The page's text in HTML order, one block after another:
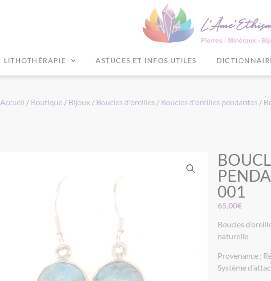
LITHOTHÉRAPIE ASTUCES ET INFOS UTILES
Accueil / Boutique / Bijoux / Boucles d'oreilles / Boucles d'oreilles pendantes /
001
65,00€
Boucles
naturelle
Provenance :
Système